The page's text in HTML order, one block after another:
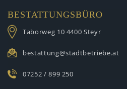
BESTATTUNGSBÜRO
Taborweg 10 4400 Steyr
bestattung@stadtbetriebe.at
07252 / 899 250